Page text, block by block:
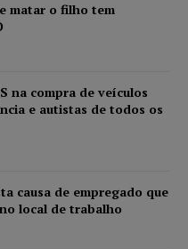
matar o filho tem
na compra de veículos
e autistas de todos os
causa de empregado que
local de trabalho